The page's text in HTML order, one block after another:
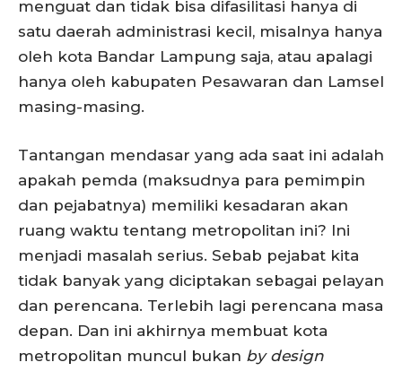
menguat dan tidak bisa difasilitasi hanya di
satu daerah administrasi kecil, misalnya hanya
oleh kota Bandar Lampung saja, atau apalagi
hanya oleh kabupaten Pesawaran dan Lamsel
masing-masing.
Tantangan mendasar yang ada saat ini adalah
apakah pemda (maksudnya para pemimpin
dan pejabatnya) memiliki kesadaran akan
ruang waktu tentang metropolitan ini? Ini
menjadi masalah serius. Sebab pejabat kita
tidak banyak yang diciptakan sebagai pelayan
dan perencana. Terlebih lagi perencana masa
depan. Dan ini akhirnya membuat kota
metropolitan muncul bukan by design